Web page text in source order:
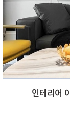
인테리어